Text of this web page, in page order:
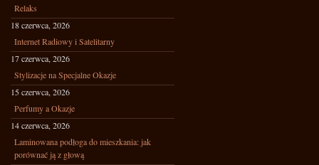
Relaks
18 czerwca, 2026
Internet Radiowy i Satelitarny
17 czerwca, 2026
Stylizacje na Specjalne Okazje
15 czerwca, 2026
Perfumy a Okazje
14 czerwca, 2026
Laminowana podłoga do mieszkania: jak
porównać ją z głową